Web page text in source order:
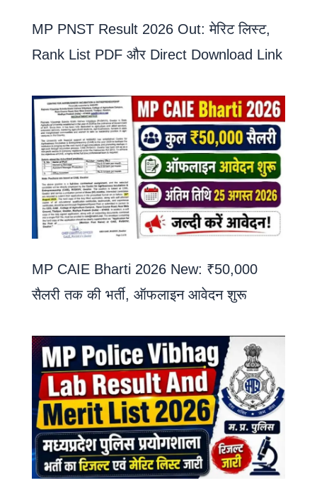
MP PNST Result 2026 Out: मेरिट लिस्ट,
Rank List PDF और Direct Download Link
MP CAIE Bharti 2026 New: ₹50,000
सैलरी तक की भर्ती, ऑफलाइन आवेदन शुरू